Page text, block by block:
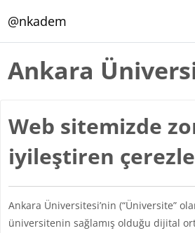
@nkadem
Ankara
Web sitemizde
iyileştiren
Ankara Üniversitesi’nin (“Üniversite”
üniversitenin sağlamış olduğu dijital